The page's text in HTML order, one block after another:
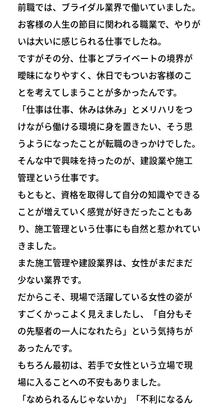
前職では、ブライダル業界で働いていました。
お客様の人生の節目に関われる職業で、やりが
いは大いに感じられる仕事でしたね。
ですがその分、仕事とプライベートの境界が
曖昧になりやすく、休日でもついお客様のこ
とを考えてしまうことが多かったんです。
「仕事は仕事、休みは休み」とメリハリをつ
けながら働ける環境に身を置きたい、そう思
うようになったことが転職のきっかけでした。
そんな中で興味を持ったのが、建設業や施工
管理という仕事です。
もともと、資格を取得して自分の知識やできる
ことが増えていく感覚が好きだったこともあ
り、施工管理という仕事にも自然と惹かれてい
きました。
また施工管理や建設業界は、女性がまだまだ
少ない業界です。
だからこそ、現場で活躍している女性の姿が
すごくかっこよく見えましたし、「自分もそ
の先駆者の一人になれたら」という気持ちが
あったんです。
もちろん最初は、若手で女性という立場で現
場に入ることへの不安もありました。
「なめられるんじゃないか」「不利になるん